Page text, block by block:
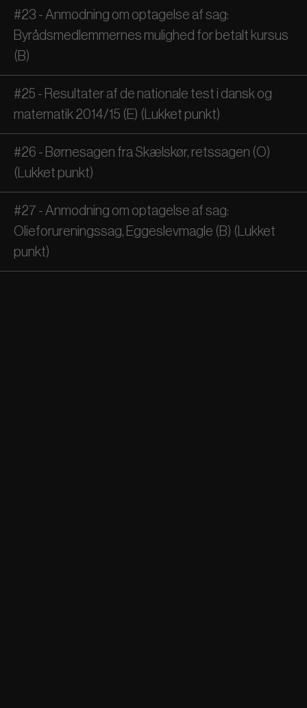
#23 - Anmodning om optagelse af sag:
Byrådsmedlemmernes mulighed for betalt kursus
(B)
#25 - Resultater af de nationale test i dansk og
matematik 2014/15 (E) (Lukket punkt)
#26 - Børnesagen fra Skælskør, retssagen (O)
(Lukket punkt)
#27 - Anmodning om optagelse af sag:
Olieforureningssag, Eggeslevmagle (B) (Lukket
punkt)